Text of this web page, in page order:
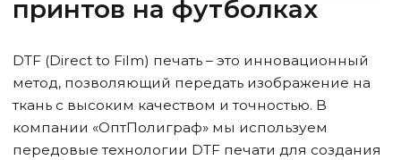
принтов на футболках
DTF (Direct to Film) печать – это инновационный
метод, позволяющий передать изображение на
ткань с высоким качеством и точностью. В
компании «ОптПолиграф» мы используем
передовые технологии DTF печати для создания